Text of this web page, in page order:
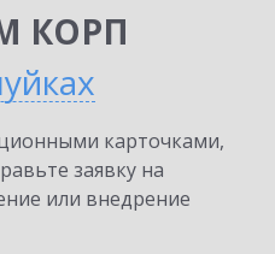
КОРП
карточками,
заявку на
или внедрение